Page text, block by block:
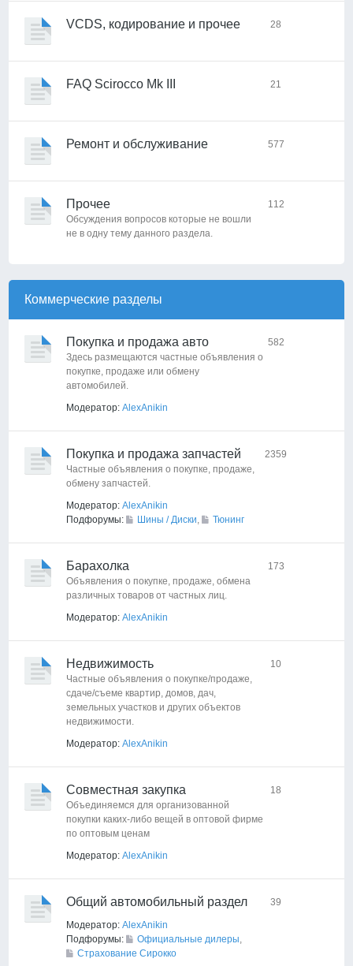
VCDS, кодирование и прочее 28
FAQ Scirocco Mk III 21
Ремонт и обслуживание 577
Прочее
Обсуждения вопросов которые не вошли
не в одну тему данного раздела.
112
Коммерческие разделы
Покупка и продажа авто
Здесь размещаются частные объявления о
покупке, продаже или обмену
автомобилей.
Модератор: AlexAnikin
582
Покупка и продажа запчастей
Частные объявления о покупке, продаже,
обмену запчастей.
Модератор: AlexAnikin
Подфорумы:
Шины / Диски, Тюнинг
2359
Барахолка
Объявления о покупке, продаже, обмена
различных товаров от частных лиц.
Модератор: AlexAnikin
173
Недвижимость
Частные объявления о покупке/продаже,
сдаче/съеме квартир, домов, дач,
земельных участков и других объектов
недвижимости.
Модератор: AlexAnikin
10
Совместная закупка
Объединяемся для организованной
покупки каких-либо вещей в оптовой фирме
по оптовым ценам
Модератор: AlexAnikin
18
Общий автомобильный раздел
Модератор: AlexAnikin
Подфорумы:
Официальные дилеры,
Страхование Сирокко
39